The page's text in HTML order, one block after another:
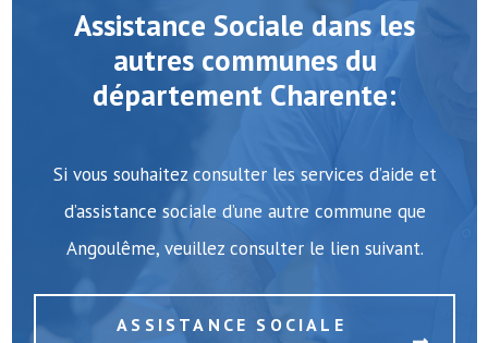
Assistance Sociale dans les
autres communes du
département Charente:
Si vous souhaitez consulter les services d’aide et
d’assistance sociale d’une autre commune que
Angoulême, veuillez consulter le lien suivant.
ASSISTANCE SOCIALE